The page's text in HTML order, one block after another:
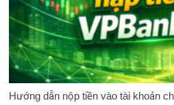
Hướng dẫn nộp tiền vào tài khoản